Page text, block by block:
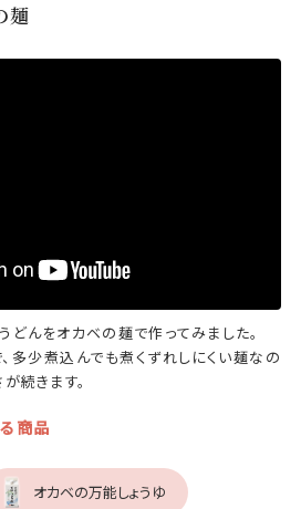
麺
んをオカベの麺で作ってみました。
多少煮込んでも煮くずれしにくい麺なの
続きます。
商品
オカベの万能しょうゆ